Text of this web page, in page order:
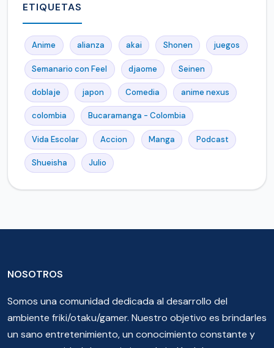
ETIQUETAS
Anime alianza akai Shonen juegos
Semanario con Feel djaome Seinen
doblaje japon Comedia anime nexus
colombia Bucaramanga - Colombia
Vida Escolar Accion Manga Podcast
Shueisha Julio
NOSOTROS
Somos una comunidad dedicada al desarrollo del
ambiente friki/otaku/gamer. Nuestro objetivo es brindarles
un sano entretenimiento, un conocimiento constante y